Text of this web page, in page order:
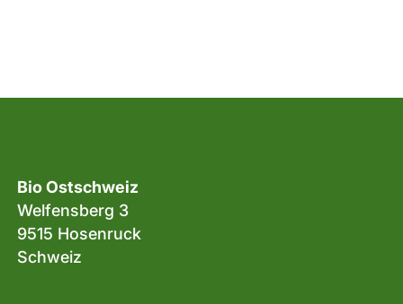
Bio Ostschweiz
Welfensberg 3
9515 Hosenruck
Schweiz